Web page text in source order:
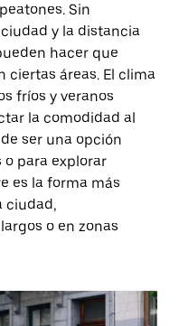
Sin
y la distancia
hacer que
ciertas áreas. El clima
fríos y veranos
la comodidad al
ser una opción
para explorar
es la forma más
ciudad,
o en zonas